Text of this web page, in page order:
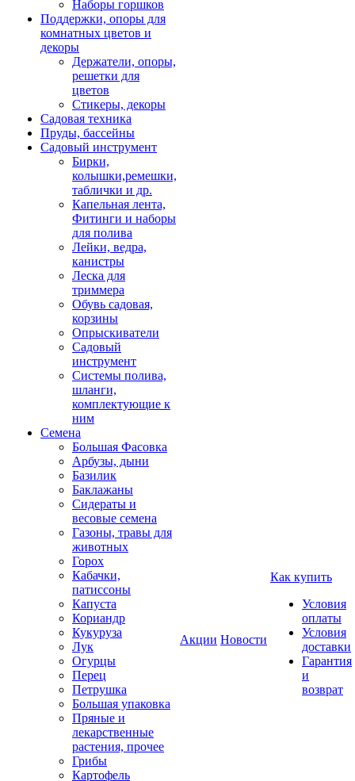
Наборы горшков
Поддержки, опоры для
комнатных цветов и
декоры
Держатели, опоры,
решетки для
цветов
Стикеры, декоры
Садовая техника
Пруды, бассейны
Садовый инструмент
Бирки,
колышки,ремешки,
таблички и др.
Капельная лента,
Фитинги и наборы
для полива
Лейки, ведра,
канистры
Леска для
триммера
Обувь садовая,
корзины
Опрыскиватели
Садовый
инструмент
Системы полива,
шланги,
комплектующие к
ним
Семена
Большая Фасовка
Арбузы, дыни
Базилик
Баклажаны
Сидераты и
весовые семена
Газоны, травы для
животных
Горох
Кабачки,
патиссоны
Капуста
Кориандр
Кукуруза
Лук
Огурцы
Перец
Петрушка
Большая упаковка
Пряные и
лекарственные
растения, прочее
Грибы
Картофель
Акции Новости
Как купить
Условия
оплаты
Условия
доставки
Гарантия
и
возврат